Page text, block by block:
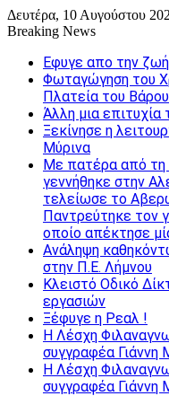
Δευτέρα, 10 Αυγούστου
Breaking News
Εφυγε απο την
Φωταγώγηση του
Πλατεία του
Άλλη μια επιτυχία
Ξεκίνησε η
Μύρινα
Με πατέρα από τη
γεννήθηκε στην
τελείωσε το
Παντρεύτηκε τον
οποίο απέκτησε
Ανάληψη
στην Π.Ε. Λήμνου
Κλειστό Οδικό
εργασιών
Ξέφυγε η Ρεαλ !
Η Λέσχη
συγγραφέα Γιάννη
Η Λέσχη
συγγραφέα Γιάννη